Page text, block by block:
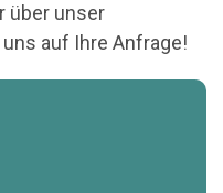
über unser
auf Ihre Anfrage!